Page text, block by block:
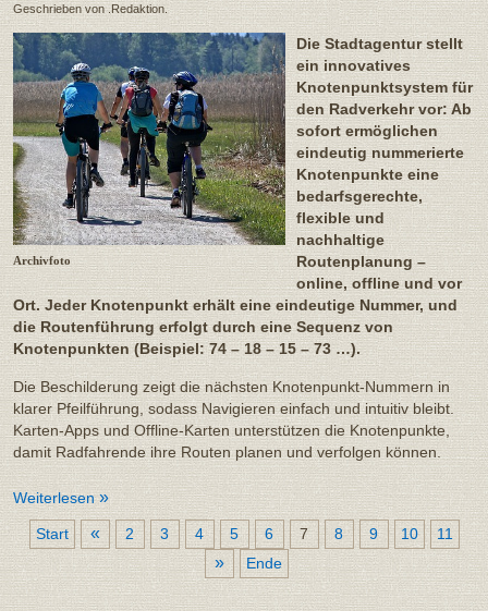
Geschrieben von .Redaktion.
Archivfoto
Die Stadtagentur stellt
ein innovatives
Knotenpunktsystem für
den Radverkehr vor: Ab
sofort ermöglichen
eindeutig nummerierte
Knotenpunkte eine
bedarfsgerechte,
flexible und
nachhaltige
Routenplanung –
online, offline und vor
Ort. Jeder Knotenpunkt erhält eine eindeutige Nummer, und
die Routenführung erfolgt durch eine Sequenz von
Knotenpunkten (Beispiel: 74 – 18 – 15 – 73 …).
Die Beschilderung zeigt die nächsten Knotenpunkt-Nummern in
klarer Pfeilführung, sodass Navigieren einfach und intuitiv bleibt.
Karten-Apps und Offline-Karten unterstützen die Knotenpunkte,
damit Radfahrende ihre Routen planen und verfolgen können.
Weiterlesen
Start « 2 3 4 5 6 7 8 9 10 11
» Ende